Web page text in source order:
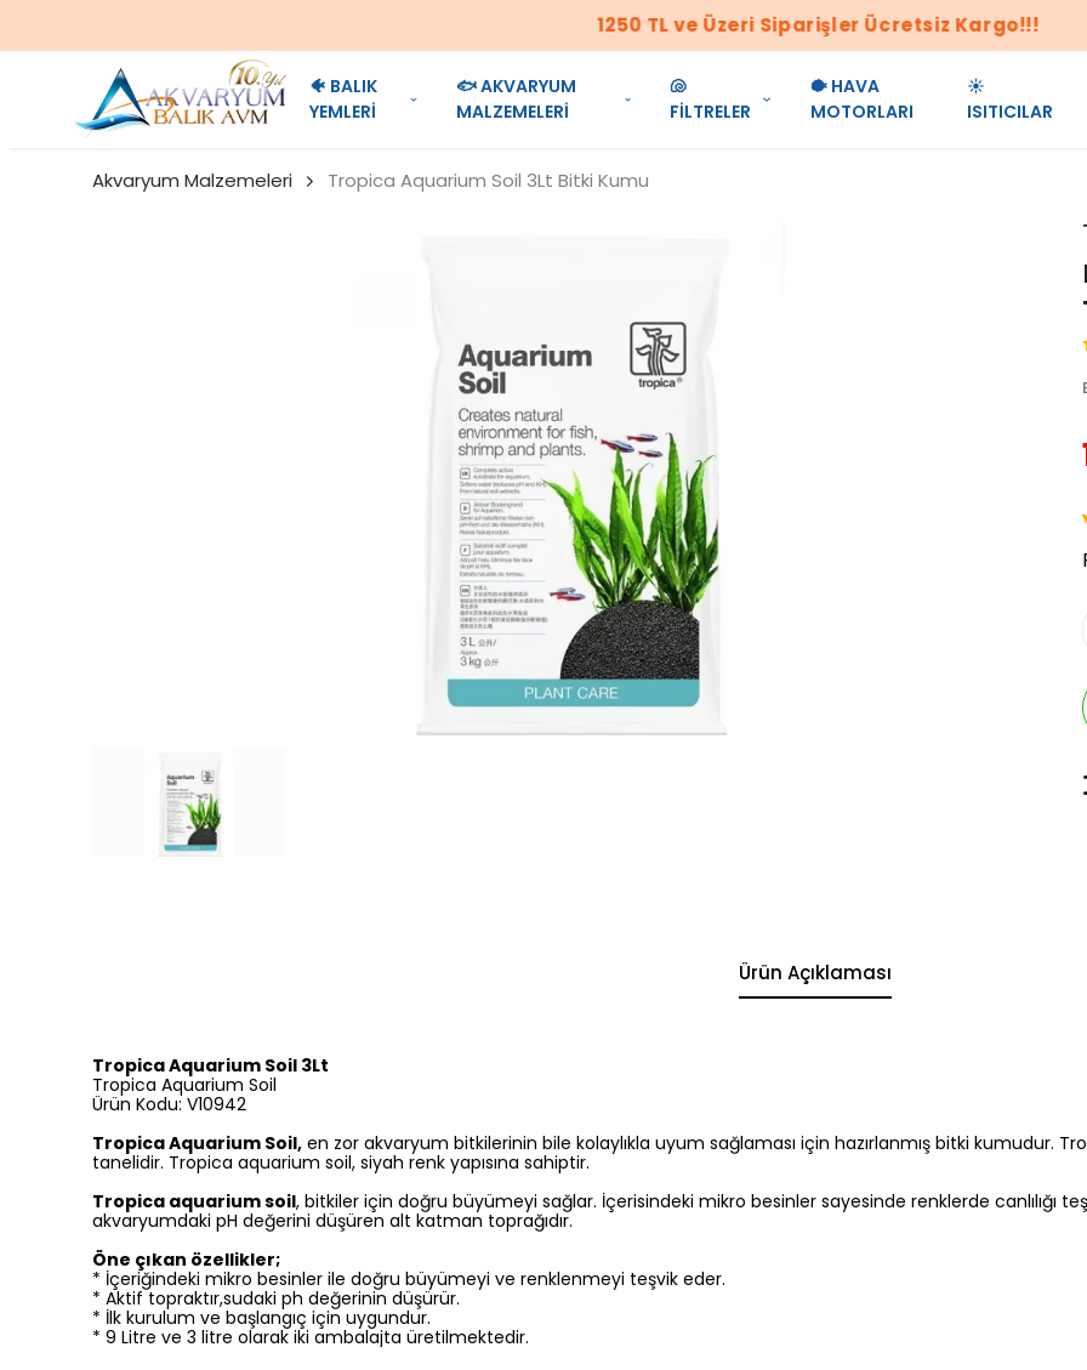
1250 TL ve Üzeri Siparişler Ücretsiz Kargo!!!
🐠 BALIK
YEMLERİ
🐟 AKVARYUM
MALZEMELERİ
🐚
FİLTRELER
🐡 HAVA
MOTORLARI
☀️
ISITICILAR
Akvaryum Malzemeleri Tropica Aquarium Soil 3Lt Bitki Kumu
Ürün Açıklaması
Tropica Aquarium Soil 3Lt
Tropica Aquarium Soil
Ürün Kodu: V10942
Tropica Aquarium Soil, en zor akvaryum bitkilerinin bile kolaylıkla uyum sağlaması için hazırlanmış bitki kumudur.
tanelidir. Tropica aquarium soil, siyah renk yapısına sahiptir.
Tropica aquarium soil, bitkiler için doğru büyümeyi sağlar. İçerisindeki mikro besinler sayesinde renklerde canlılığı
akvaryumdaki pH değerini düşüren alt katman toprağıdır.
Öne çıkan özellikler;
* İçeriğindeki mikro besinler ile doğru büyümeyi ve renklenmeyi teşvik eder.
* Aktif topraktır,sudaki ph değerinin düşürür.
* İlk kurulum ve başlangıç için uygundur.
* 9 Litre ve 3 litre olarak iki ambalajta üretilmektedir.